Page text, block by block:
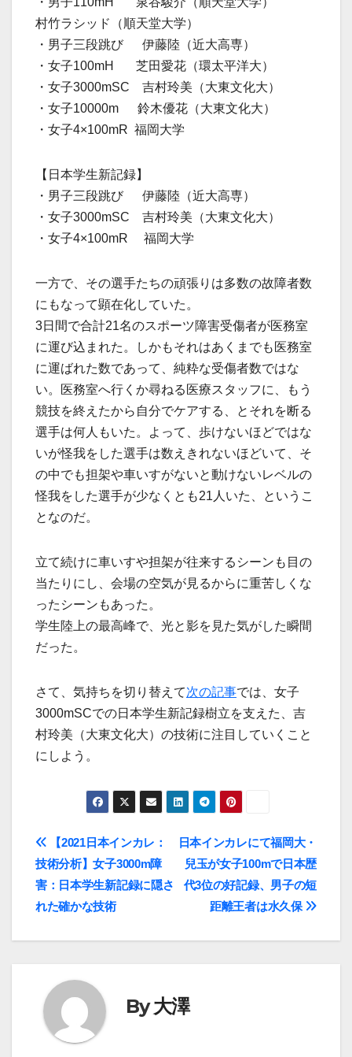
村竹ラシッド（順天堂大学）
・男子三段跳び 伊藤陸（近大高専）
・女子100mH 芝田愛花（環太平洋大）
・女子3000mSC 吉村玲美（大東文化大）
・女子10000m 鈴木優花（大東文化大）
・女子4×100mR 福岡大学
【日本学生新記録】
・男子三段跳び 伊藤陸（近大高専）
・女子3000mSC 吉村玲美（大東文化大）
・女子4×100mR 福岡大学
一方で、その選手たちの頑張りは多数の故障者数
にもなって顕在化していた。
3日間で合計21名のスポーツ障害受傷者が医務室
に運び込まれた。しかもそれはあくまでも医務室
に運ばれた数であって、純粋な受傷者数ではな
い。医務室へ行くか尋ねる医療スタッフに、もう
競技を終えたから自分でケアする、とそれを断る
選手は何人もいた。よって、歩けないほどではな
いが怪我をした選手は数えきれないほどいて、そ
の中でも担架や車いすがないと動けないレベルの
怪我をした選手が少なくとも21人いた、というこ
となのだ。
立て続けに車いすや担架が往来するシーンも目の
当たりにし、会場の空気が見るからに重苦しくな
ったシーンもあった。
学生陸上の最高峰で、光と影を見た気がした瞬間
だった。
さて、気持ちを切り替えて次の記事では、女子
3000mSCでの日本学生新記録樹立を支えた、吉
村玲美（大東文化大）の技術に注目していくこと
にしよう。
投
稿
ナ
ビ
ゲ
ー
シ
日本インカレにて福岡大・
兒玉が女子100mで日本歴
代3位の好記録、男子の短
距離王者は水久保
【2021日本インカレ：
技術分析】女子3000m障
害：日本学生新記録に隠さ
れた確かな技術
By大澤